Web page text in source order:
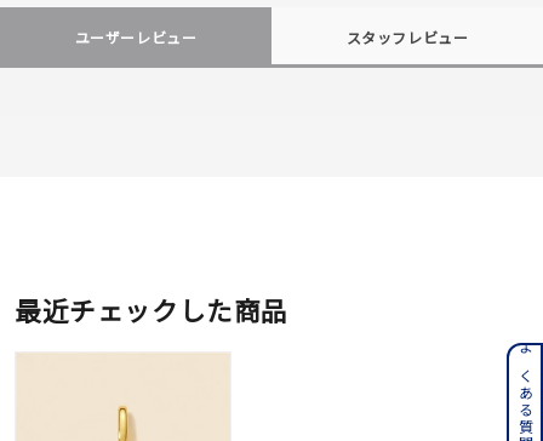
ユーザーレビュー スタッフレビュー
最近チェックした商品